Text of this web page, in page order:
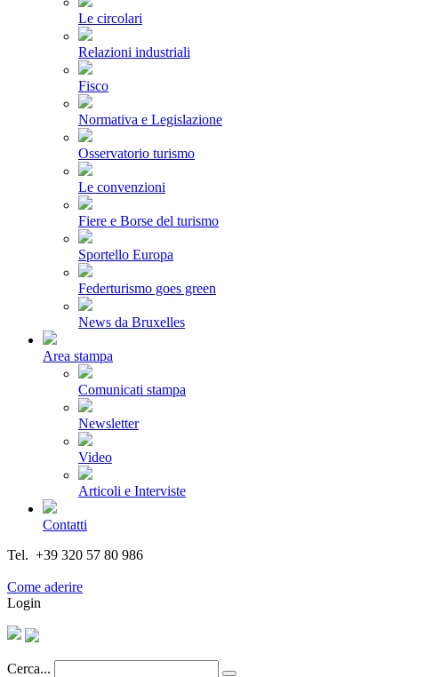
Le circolari
Relazioni industriali
Fisco
Normativa e Legislazione
Osservatorio turismo
Le convenzioni
Fiere e Borse del turismo
Sportello Europa
Federturismo goes green
News da Bruxelles
Area stampa
Comunicati stampa
Newsletter
Video
Articoli e Interviste
Contatti
Tel. +39 320 57 80 986
Come aderire
Login
Cerca...